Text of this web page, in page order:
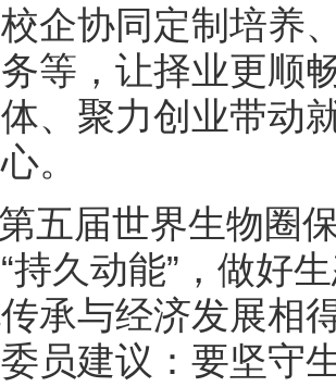
企协同定制培养
等，让择业更顺
、聚力创业带动
。
五届世界生物圈
持久动能”，做好
承与经济发展相
员建议：要坚守